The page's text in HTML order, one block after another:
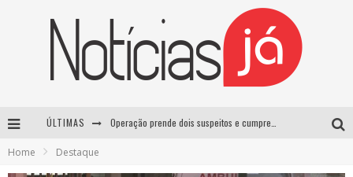
ÚLTIMAS
Home Destaque